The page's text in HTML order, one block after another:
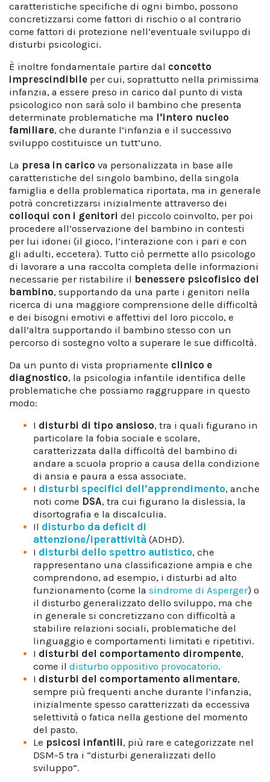
caratteristiche specifiche di ogni bimbo, possono
concretizzarsi come fattori di rischio o al contrario
come fattori di protezione nell’eventuale sviluppo di
disturbi psicologici.
È inoltre fondamentale partire dal concetto
imprescindibile per cui, soprattutto nella primissima
infanzia, a essere preso in carico dal punto di vista
psicologico non sarà solo il bambino che presenta
determinate problematiche ma l’intero nucleo
familiare, che durante l’infanzia e il successivo
sviluppo costituisce un tutt’uno.
La presa in carico va personalizzata in base alle
caratteristiche del singolo bambino, della singola
famiglia e della problematica riportata, ma in generale
potrà concretizzarsi inizialmente attraverso dei
colloqui con i genitori del piccolo coinvolto, per poi
procedere all’osservazione del bambino in contesti
per lui idonei (il gioco, l’interazione con i pari e con
gli adulti, eccetera). Tutto ciò permette allo psicologo
di lavorare a una raccolta completa delle informazioni
necessarie per ristabilire il benessere psicofisico del
bambino, supportando da una parte i genitori nella
ricerca di una maggiore comprensione delle difficoltà
e dei bisogni emotivi e affettivi del loro piccolo, e
dall’altra supportando il bambino stesso con un
percorso di sostegno volto a superare le sue difficoltà.
Da un punto di vista propriamente clinico e
diagnostico, la psicologia infantile identifica delle
problematiche che possiamo raggruppare in questo
modo:
I disturbi di tipo ansioso, tra i quali figurano in
particolare la fobia sociale e scolare,
caratterizzata dalla difficoltà del bambino di
andare a scuola proprio a causa della condizione
di ansia e paura a essa associate.
I disturbi specifici dell’apprendimento, anche
noti come DSA, tra cui figurano la dislessia, la
disortografia e la discalculia.
Il disturbo da deficit di
attenzione/iperattività (ADHD).
I disturbi dello spettro autistico, che
rappresentano una classificazione ampia e che
comprendono, ad esempio, i disturbi ad alto
funzionamento (come la sindrome di Asperger) o
il disturbo generalizzato dello sviluppo, ma che
in generale si concretizzano con difficoltà a
stabilire relazioni sociali, problematiche del
linguaggio e comportamenti limitati e ripetitivi.
I disturbi del comportamento dirompente,
come il disturbo oppositivo provocatorio.
I disturbi del comportamento alimentare,
sempre più frequenti anche durante l’infanzia,
inizialmente spesso caratterizzati da eccessiva
selettività o fatica nella gestione del momento
del pasto.
Le psicosi infantili, più rare e categorizzate nel
DSM-5 tra i “disturbi generalizzati dello
sviluppo”.